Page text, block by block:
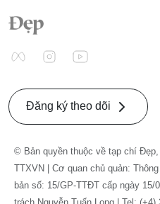
Đăng ký theo dõi
© Bản quyền thuộc về tạp chí
TTXVN | Cơ quan chủ quản:
bản số: 15/GP-TTĐT cấp ngày 15/